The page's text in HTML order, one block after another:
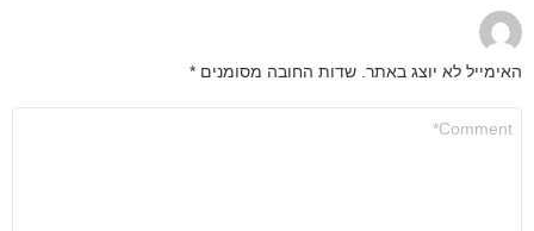
האימייל לא יוצג באתר. שדות החובה מסומנים *
שלך